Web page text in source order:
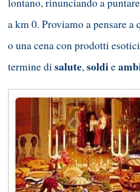
lontano, rinunciando a
a km 0. Proviamo a pensare a
o una cena con prodotti
termine disalute,soldie